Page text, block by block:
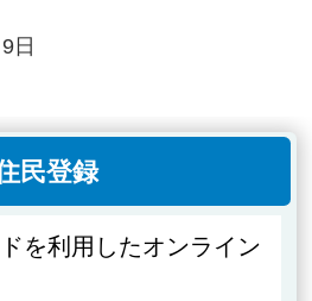
日
民登録
を利用したオンライン